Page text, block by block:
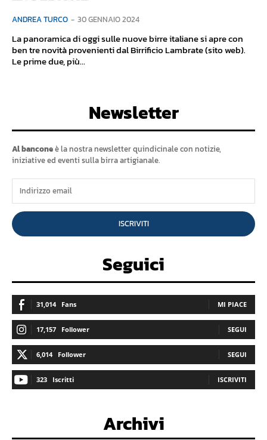
ANDREA TURCO - 30 GENNAIO 2024
La panoramica di oggi sulle nuove birre italiane si apre con
ben tre novità provenienti dal Birrificio Lambrate (sito web).
Le prime due, più...
Newsletter
Al banconeè la nostra newsletter quindicinale con notizie,
iniziative ed eventi sulla birra artigianale.
ISCRIVITI
Seguici
31,014 Fans MI PIACE
17,157 Follower SEGUI
6,014 Follower SEGUI
323 Iscritti ISCRIVITI
Archivi